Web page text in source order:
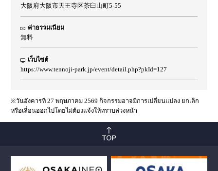
大阪府大阪市天王寺区茶臼山町5-55
ค่าธรรมเนียม
無料
เว็บไซต์
https://www.tennoji-park.jp/event/detail.php?pkId=127
※วันอังคารที่ 27 พฤษภาคม 2569 กิจกรรมอาจมีการเปลี่ยนแปลง ยกเลิก
หรือเลื่อนออกไปโดยไม่ต้องแจ้งให้ทราบล่วงหน้า